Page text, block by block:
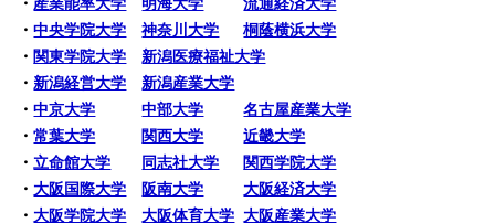
・中央学院大学 神奈川大学
桐蔭横浜大学
・ 関東学院大学
新潟医療福祉大学
・ 新潟経営大学
新潟産業大学
・中京大学 中部大学
名古屋産業大学
・常葉大学 関西大学
近畿大学
・立命館大学 同志社大学
関西学院大学
・大阪国際大学 阪南大学
大阪経済大学
・大阪学院大学 大阪体育大学 大阪産業大学